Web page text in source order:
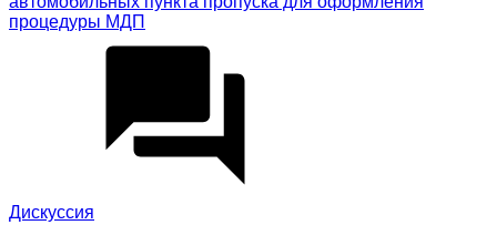
процедуры МДП
Дискуссия